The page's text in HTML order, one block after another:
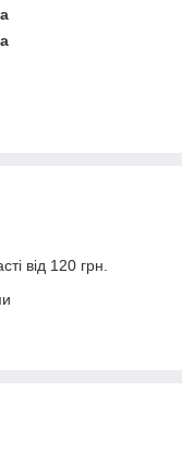
від 120 грн.